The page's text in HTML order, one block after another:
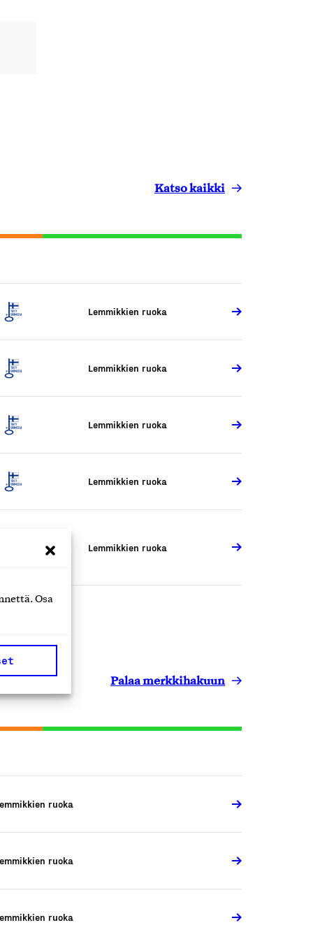
Osa
Katso kaikki
Lemmikkien ruoka
Lemmikkien ruoka
Lemmikkien ruoka
Lemmikkien ruoka
Lemmikkien ruoka
Palaa merkkihakuun
ruoka
ruoka
ruoka